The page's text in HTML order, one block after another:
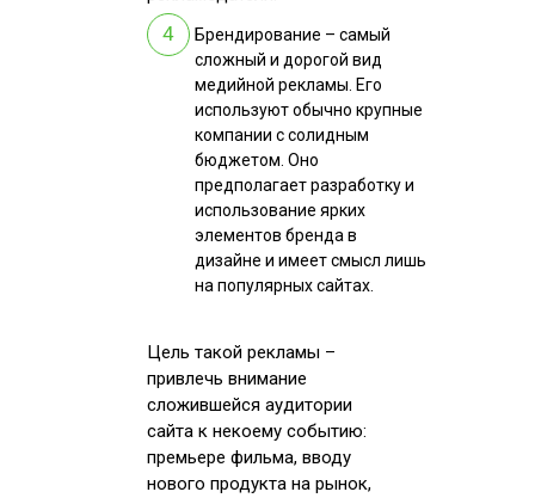
Брендирование – самый
сложный и дорогой вид
медийной рекламы. Его
используют обычно крупные
компании с солидным
бюджетом. Оно
предполагает разработку и
использование ярких
элементов бренда в
дизайне и имеет смысл лишь
на популярных сайтах.
Цель такой рекламы –
привлечь внимание
сложившейся аудитории
сайта к некоему событию:
премьере фильма, вводу
нового продукта на рынок,